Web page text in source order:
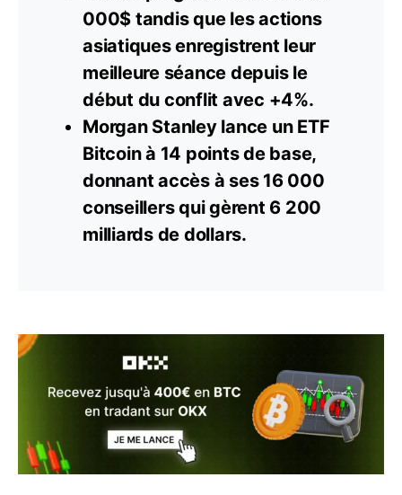
000$ tandis que les actions
asiatiques enregistrent leur
meilleure séance depuis le
début du conflit avec +4%.
Morgan Stanley lance un ETF
Bitcoin à 14 points de base,
donnant accès à ses 16 000
conseillers qui gèrent 6 200
milliards de dollars.